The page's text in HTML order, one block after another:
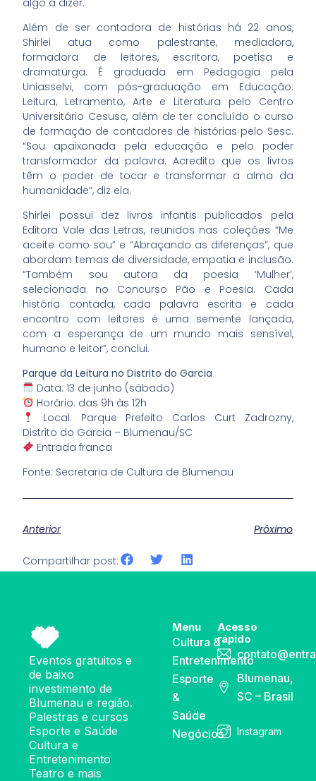
algo a dizer.
Além de ser contadora de histórias há 22 anos,
Shirlei atua como palestrante, mediadora,
formadora de leitores, escritora, poetisa e
dramaturga. É graduada em Pedagogia pela
Uniasselvi, com pós-graduação em Educação:
Leitura, Letramento, Arte e Literatura pelo Centro
Universitário Cesusc, além de ter concluído o curso
de formação de contadores de histórias pelo Sesc.
“Sou apaixonada pela educação e pelo poder
transformador da palavra. Acredito que os livros
têm o poder de tocar e transformar a alma da
humanidade”, diz ela.
Shirlei possui dez livros infantis publicados pela
Editora Vale das Letras, reunidos nas coleções “Me
aceite como sou” e “Abraçando as diferenças”, que
abordam temas de diversidade, empatia e inclusão.
“Também sou autora da poesia ‘Mulher’,
selecionada no Concurso Pão e Poesia. Cada
história contada, cada palavra escrita e cada
encontro com leitores é uma semente lançada,
com a esperança de um mundo mais sensível,
humano e leitor”, conclui.
Parque da Leitura no Distrito do Garcia
Data: 13 de junho (sábado)
Horário: das 9h às 12h
Local: Parque Prefeito Carlos Curt Zadrozny,
Distrito do Garcia – Blumenau/SC
Entrada franca
Fonte: Secretaria de Cultura de Blumenau
Anterior Próximo
Compartilhar post:
Eventos gratuitos e
de baixo
investimento de
Blumenau e região.
Palestras e cursos
Esporte e Saúde
Cultura e
Entretenimento
Teatro e mais
Menu
Cultura &
Entretenimento
Esporte
&
Saúde
Negócios
Acesso
rápido
Blumenau,
SC – Brasil
Instagram